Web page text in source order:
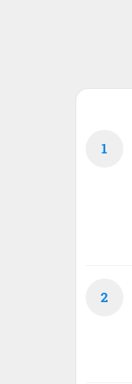
1
2